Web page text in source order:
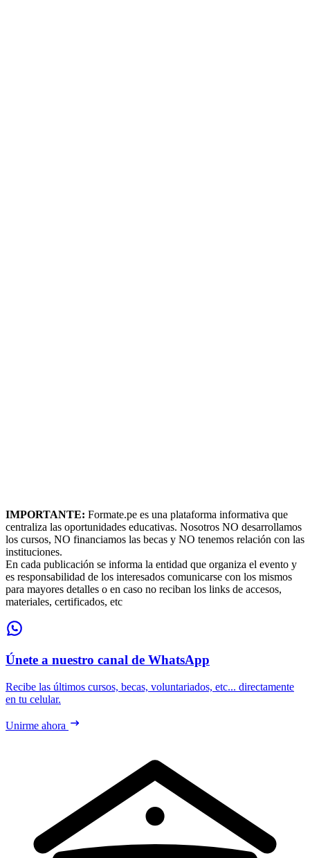
IMPORTANTE: Formate.pe es una plataforma informativa que
centraliza las oportunidades educativas. Nosotros NO desarrollamos
los cursos, NO financiamos las becas y NO tenemos relación con las
instituciones.
En cada publicación se informa la entidad que organiza el evento y
es responsabilidad de los interesados comunicarse con los mismos
para mayores detalles o en caso no reciban los links de accesos,
materiales, certificados, etc
Únete a nuestro canal de WhatsApp
Recibe las últimos cursos, becas, voluntariados, etc... directamente
en tu celular.
Unirme ahora